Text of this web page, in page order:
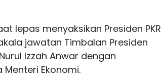
lepas menyaksikan Presiden PKR
jawatan Timbalan Presiden
Izzah Anwar dengan
Ekonomi.